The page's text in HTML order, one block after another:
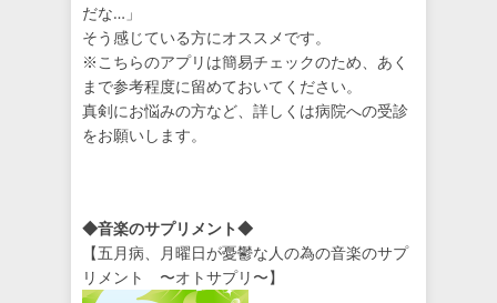
だな…」
そう感じている方にオススメです。
※こちらのアプリは簡易チェックのため、あく
まで参考程度に留めておいてください。
真剣にお悩みの方など、詳しくは病院への受診
をお願いします。
◆音楽のサプリメント◆
【五月病、月曜日が憂鬱な人の為の音楽のサプ
リメント 〜オトサプリ〜】